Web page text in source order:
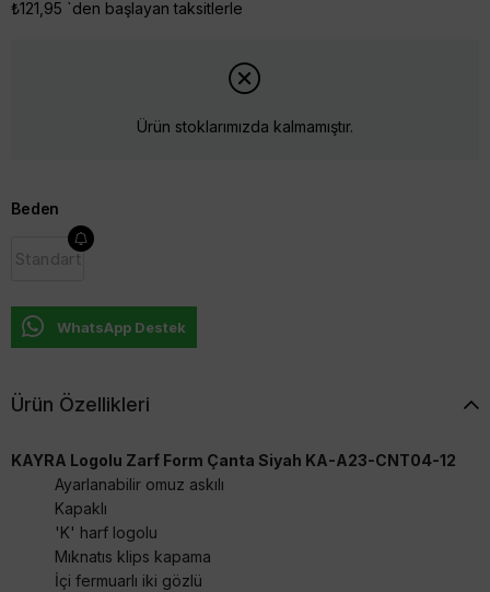
₺121,95 `den başlayan taksitlerle
Ürün stoklarımızda kalmamıştır.
Beden
Standart
WhatsApp Destek
Ürün Özellikleri
KAYRA Logolu Zarf Form Çanta Siyah KA-A23-CNT04-12
Ayarlanabilir omuz askılı
Kapaklı
'K' harf logolu
Mıknatıs klips kapama
İçi fermuarlı iki gözlü